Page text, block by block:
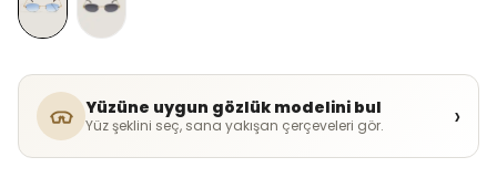
Yüzüne uygun gözlük modelini bul
Yüz şeklini seç, sana yakışan çerçeveleri gör. ›